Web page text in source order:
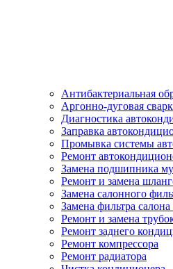
Антибактериальная
Аргонно-дуговая
Диагностика
Заправка
Промывка системы
Ремонт
Замена подшипника
Ремонт и замена
Замена салонного
Замена фильтра
Ремонт и замена
Ремонт заднего
Ремонт компрессора
Ремонт радиатора